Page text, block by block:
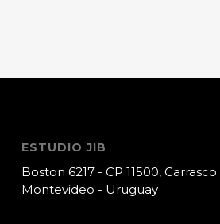
ESTUDIO JIB
Boston 6217 - CP 11500, Carrasco
Montevideo - Uruguay